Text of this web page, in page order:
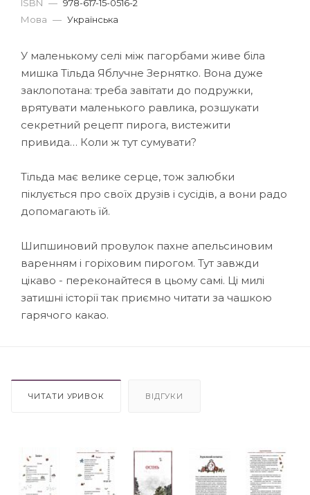
ISBN — 978-617-15-0516-2
Мова — Українська
У маленькому селі між пагорбами живе біла
мишка Тільда Яблучне Зернятко. Вона дуже
заклопотана: треба завітати до подружки,
врятувати маленького равлика, розшукати
секретний рецепт пирога, вистежити
привида… Коли ж тут сумувати?
Тільда має велике серце, тож залюбки
піклується про своїх друзів і сусідів, а вони радо
допомагають їй.
Шипшиновий провулок пахне апельсиновим
варенням і горіховим пирогом. Тут завжди
цікаво - переконайтеся в цьому самі. Ці милі
затишні історії так приємно читати за чашкою
гарячого какао.
ЧИТАТИ УРИВОК ВІДГУКИ